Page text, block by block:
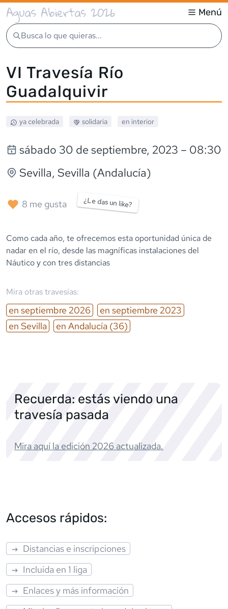
Aguas Abiertas 2026 Menú
Busca lo que quieras...
VI Travesía Río
Guadalquivir
ya celebrada solidaria en interior
sábado 30 de septiembre, 2023 – 08:30
Sevilla, Sevilla (Andalucía)
8 me gusta ¿Le das un like?
Como cada año, te ofrecemos esta oportunidad única de
nadar en el río, desde las magníficas instalaciones del
Náutico y con tres distancias
Mira otras travesías:
en septiembre 2026 en septiembre 2023
en Sevilla en Andalucía (36)
Recuerda: estás viendo una
travesía pasada
Mira aquí la edición 2026 actualizada.
Accesos rápidos:
Distancias e inscripciones
Incluida en 1 liga
Enlaces y más información